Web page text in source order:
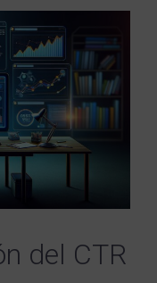
del CTR